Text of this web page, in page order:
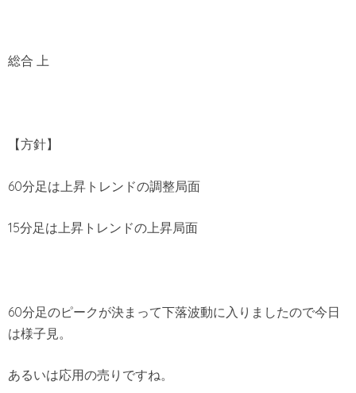
総合 上
【方針】
60分足は上昇トレンドの調整局面
15分足は上昇トレンドの上昇局面
60分足のピークが決まって下落波動に入りましたので今日
は様子見。
あるいは応用の売りですね。